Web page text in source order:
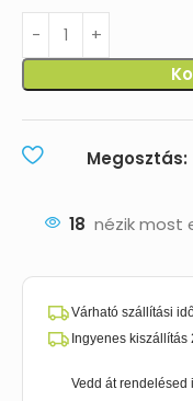
Megosztás:
18 nézik most
Várható szállítási
Ingyenes kiszállítás
Vedd át